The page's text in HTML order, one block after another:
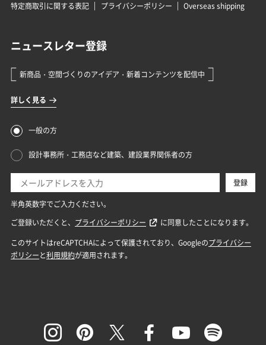
特定商取引に関する表記
プライバシーポリシー Overseas shipping